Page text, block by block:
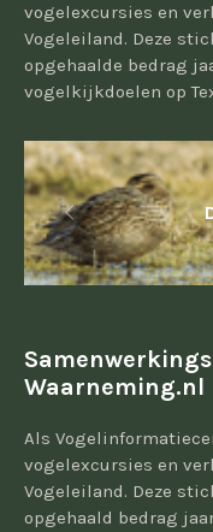
vogelexcursies en
Vogeleiland. Deze
opgehaalde bedrag
vogelkijkdoelen op
Waarneming.nl
Als
vogelexcursies en
Vogeleiland. Deze
opgehaald bedrag